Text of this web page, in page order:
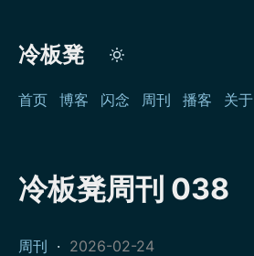
冷板凳
首页 博客 闪念 周刊 播客 关于
冷板凳周刊 038
周刊 · 2026-02-24